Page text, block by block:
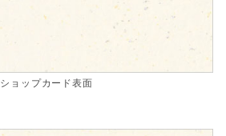
ショップカード表面